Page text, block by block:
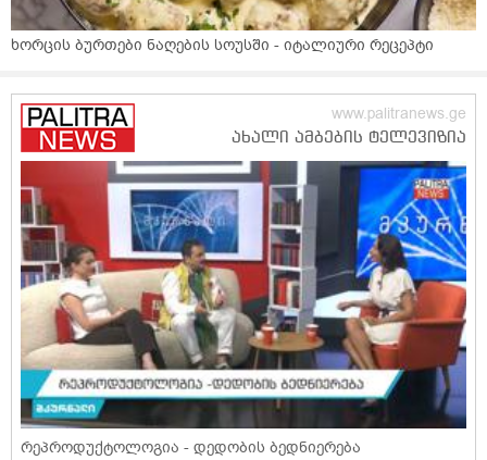
ხორცის ბურთები ნაღების სოუსში - იტალიური რეცეპტი
რეპროდუქტოლოგია - დედობის ბედნიერება